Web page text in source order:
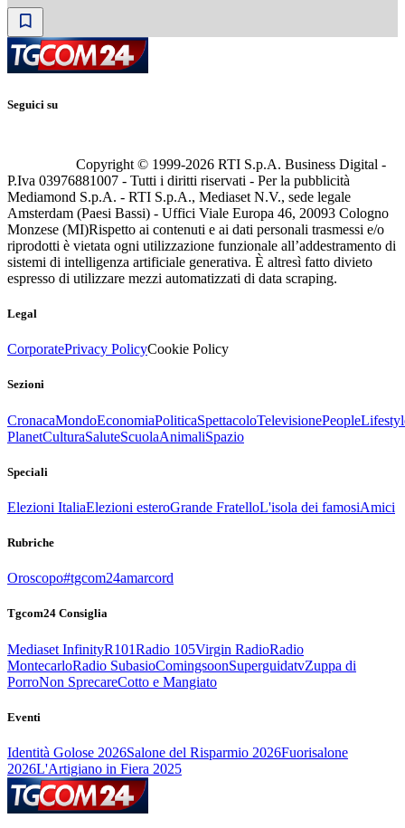
Seguici su
Copyright © 1999-2026 RTI S.p.A. Business Digital -
P.Iva 03976881007 - Tutti i diritti riservati - Per la pubblicità
Mediamond S.p.A. - RTI S.p.A., Mediaset N.V., sede legale
Amsterdam (Paesi Bassi) - Uffici Viale Europa 46, 20093 Cologno
Monzese (MI)Rispetto ai contenuti e ai dati personali trasmessi e/o
riprodotti è vietata ogni utilizzazione funzionale all’addestramento di
sistemi di intelligenza artificiale generativa. È altresì fatto divieto
espresso di utilizzare mezzi automatizzati di data scraping.
Legal
CorporatePrivacy PolicyCookie Policy
Sezioni
CronacaMondoEconomiaPoliticaSpettacoloTelevisionePeople
PlanetCulturaSaluteScuolaAnimaliSpazio
Speciali
Elezioni ItaliaElezioni esteroGrande FratelloL'isola dei famosiAmici
Rubriche
Oroscopo#tgcom24amarcord
Tgcom24 Consiglia
Mediaset InfinityR101Radio 105Virgin RadioRadio
MontecarloRadio SubasioComingsoonSuperguidatvZuppa di
PorroNon SprecareCotto e Mangiato
Eventi
Identità Golose 2026Salone del Risparmio 2026Fuorisalone
2026L'Artigiano in Fiera 2025